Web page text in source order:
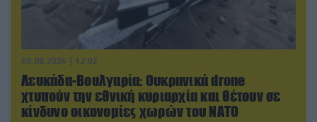
09.08.2026 | 12:02
Λευκάδα-Βουλγαρία: Ουκρανικά drone
χτυπούν την εθνική κυριαρχία και θέτουν σε
κίνδυνο οικονομίες χωρών του ΝΑΤΟ